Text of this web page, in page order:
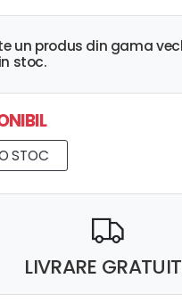
un produs din gama
stoc.
STOC
LIVRARE